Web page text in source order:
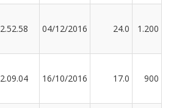
2.52.58 04/12/2016 24.0 1.200
2.09.04 16/10/2016 17.0 900